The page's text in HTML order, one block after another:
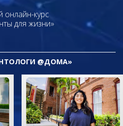
онлайн-курс
для жизни»
@ДОМА»